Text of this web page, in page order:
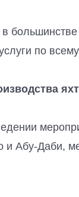
по
и Абу-Даби,